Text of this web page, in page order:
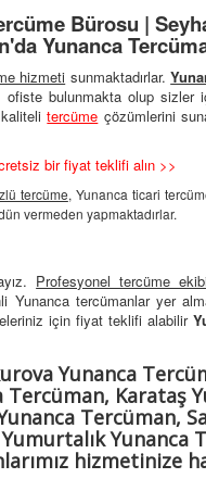
Bürosu |
Yunanca
hizmeti sunmaktadırlar.
ofiste bulunmakta olup sizler
kalitelitercüme çözümlerini
bir fiyat teklifi alın >>
tercüme, Yunanca ticari
vermeden yapmaktadırlar.
Profesyonel tercüme
Yunanca tercümanlar yer
için fiyat teklifi alabilir
Yunanca
Karataş
Tercüman,
Yunanca
hizmetinize